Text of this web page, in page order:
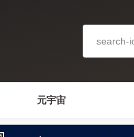
元宇宙